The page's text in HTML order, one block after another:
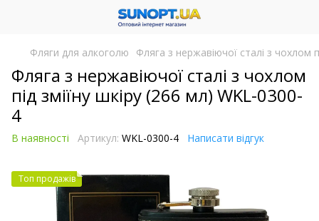
Фляги для алкоголю Фляга з нержавіючої сталі з чохлом
Фляга з нержавіючої сталі з чохлом
під зміїну шкіру (266 мл) WKL-0300-
4
В наявності Артикул: WKL-0300-4 Написати відгук
Топ продажів